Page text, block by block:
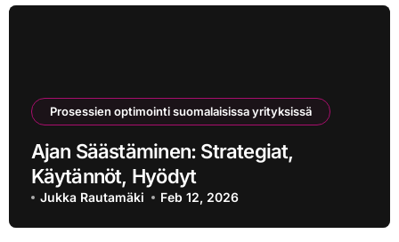
Prosessien optimointi suomalaisissa yrityksissä
Ajan Säästäminen: Strategiat,
Käytännöt, Hyödyt
Jukka Rautamäki Feb 12, 2026